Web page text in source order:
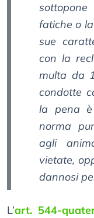
fatiche o
sue
con la
multa da
condotte
la pena
norma
agli
vietate,
dannosi
L’art. 544-